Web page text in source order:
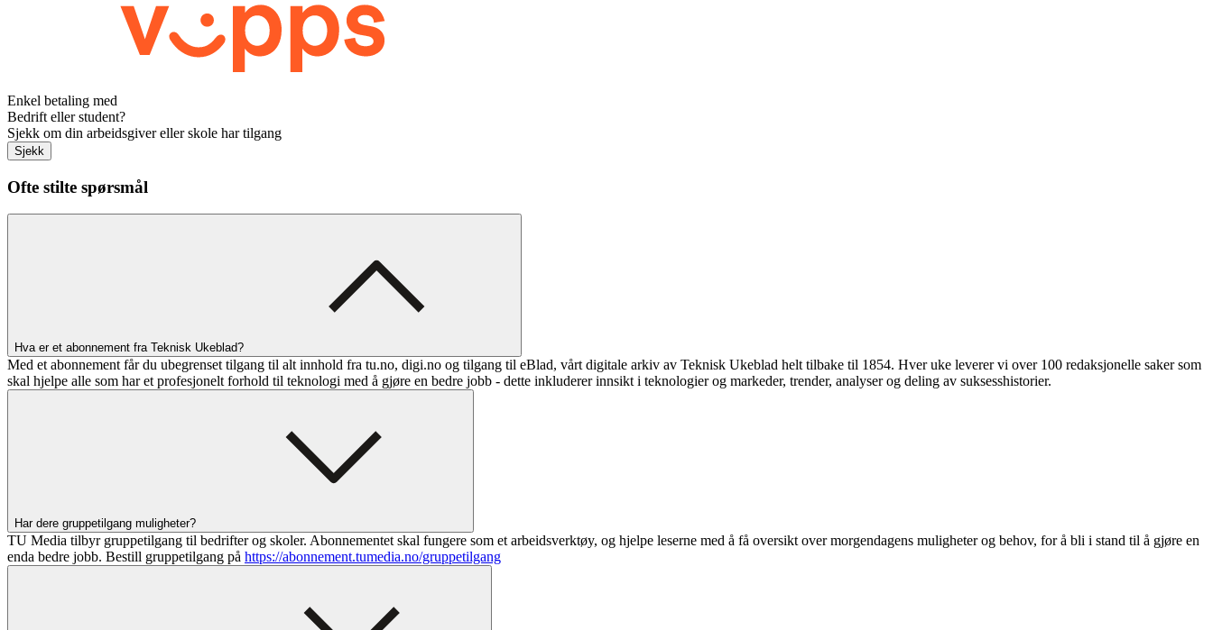
Enkel betaling med
Bedrift eller student?
Sjekk om din arbeidsgiver eller skole har tilgang
Sjekk
Ofte stilte spørsmål
Hva er et abonnement fra Teknisk Ukeblad?
Med et abonnement får du ubegrenset tilgang til alt innhold fra tu.no, digi.no og tilgang til eBlad, vårt digitale arkiv av Teknisk Ukeblad helt tilbake til 1854. Hver uke leverer vi over 100 redaksjonelle saker som
skal hjelpe alle som har et profesjonelt forhold til teknologi med å gjøre en bedre jobb - dette inkluderer innsikt i teknologier og markeder, trender, analyser og deling av suksesshistorier.
Har dere gruppetilgang muligheter?
TU Media tilbyr gruppetilgang til bedrifter og skoler. Abonnementet skal fungere som et arbeidsverktøy, og hjelpe leserne med å få oversikt over morgendagens muligheter og behov, for å bli i stand til å gjøre en
enda bedre jobb. Bestill gruppetilgang på https://abonnement.tumedia.no/gruppetilgang